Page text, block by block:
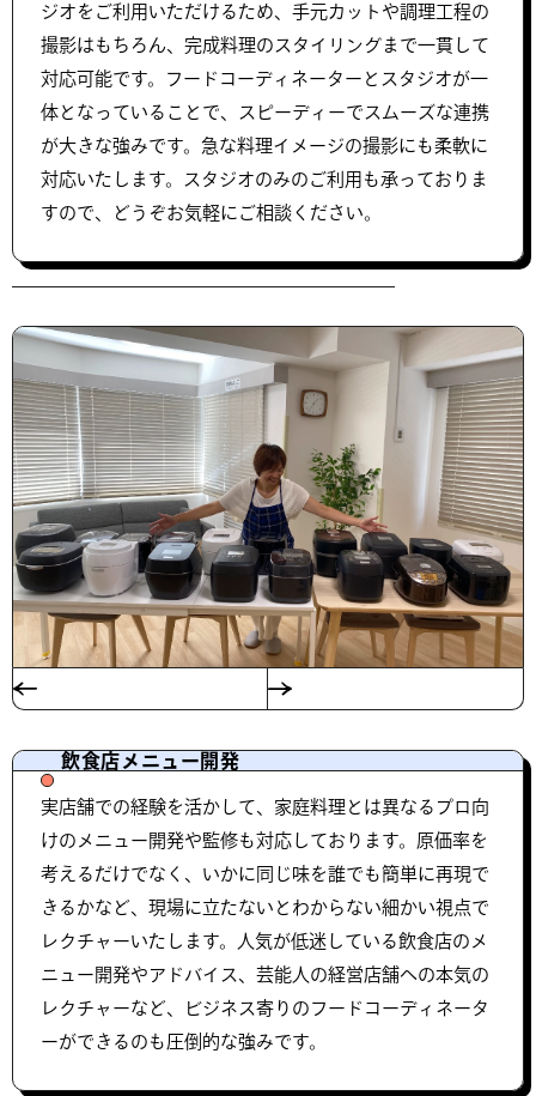
ジオをご利用いただけるため、手元カットや調理工程の
撮影はもちろん、完成料理のスタイリングまで一貫して
対応可能です。フードコーディネーターとスタジオが一
体となっていることで、スピーディーでスムーズな連携
が大きな強みです。急な料理イメージの撮影にも柔軟に
対応いたします。スタジオのみのご利用も承っておりま
すので、どうぞお気軽にご相談ください。
飲食店メニュー開発
実店舗での経験を活かして、家庭料理とは異なるプロ向
けのメニュー開発や監修も対応しております。原価率を
考えるだけでなく、いかに同じ味を誰でも簡単に再現で
きるかなど、現場に立たないとわからない細かい視点で
レクチャーいたします。人気が低迷している飲食店のメ
ニュー開発やアドバイス、芸能人の経営店舗への本気の
レクチャーなど、ビジネス寄りのフードコーディネータ
ーができるのも圧倒的な強みです。